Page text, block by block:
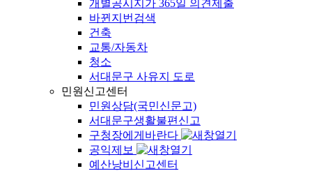
개별공시지가 365일 의견제출
바뀐지번검색
건축
교통/자동차
청소
서대문구 사유지 도로
민원신고센터
민원상담(국민신문고)
서대문구생활불편신고
구청장에게바란다
공익제보
예산낭비신고센터